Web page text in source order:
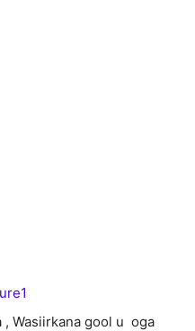
, Wasiirkana gool u oga